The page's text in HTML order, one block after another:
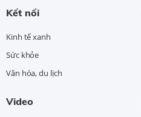
Kết nối
Kinh tế xanh
Sức khỏe
Văn hóa, du lịch
Video